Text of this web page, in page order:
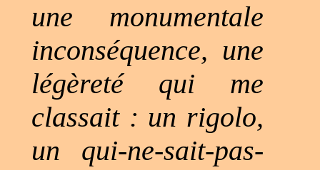
une monumentale
inconséquence, une
légèreté qui me
classait : un rigolo,
un qui-ne-sait-pas-